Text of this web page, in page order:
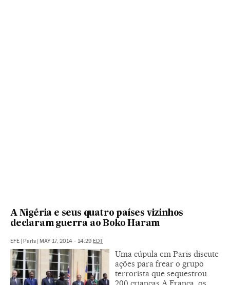
A Nigéria e seus quatro países vizinhos
declaram guerra ao Boko Haram
EFE | Paris | MAY 17, 2014 - 14:29 EDT
Uma cúpula em Paris discute
ações para frear o grupo
terrorista que sequestrou